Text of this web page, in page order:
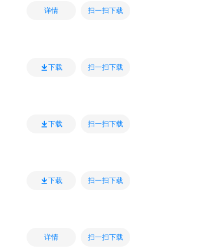
详情 扫一扫下载
下载 扫一扫下载
下载 扫一扫下载
下载 扫一扫下载
详情 扫一扫下载